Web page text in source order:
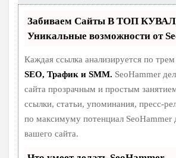
Забиваем Сайты В ТОП
Уникальные возможности от
Каждая ссылка анализируется по
SEO, Трафик и SMM. SeoHammer
сайта прозрачным и простым
ссылки, статьи, упоминания, пресс-
по максимуму потенциал SeoHammer
вашего сайта.